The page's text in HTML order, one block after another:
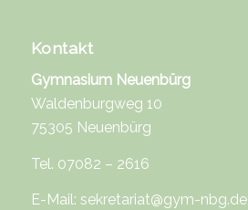
Kontakt
Gymnasium Neuenbürg
Waldenburgweg 10
75305 Neuenbürg
Tel. 07082 – 2616
E-Mail: sekretariat@gym-nbg.de